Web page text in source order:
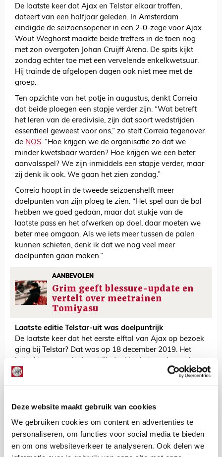
Deze website maakt gebruik van cookies
We gebruiken cookies om content en advertenties te
personaliseren, om functies voor social media te bieden
en om ons websiteverkeer te analyseren. Ook delen we
De laatste keer dat Ajax en Telstar elkaar troffen,
dateert van een halfjaar geleden. In Amsterdam
eindigde de seizoensopener in een 2-0-zege voor Ajax.
Wout Weghorst maakte beide treffers in de toen nog
met zon overgoten Johan Cruijff Arena. De spits kijkt
zondag echter toe met een vervelende enkelkwetsuur.
Hij trainde de afgelopen dagen ook niet mee met de
groep.
Ten opzichte van het potje in augustus, denkt Correia
dat beide ploegen een stapje verder zijn. “Wat betreft
het leren van de eredivisie, zijn dat soort wedstrijden
essentieel geweest voor ons,” zo stelt Correia tegenover
de NOS. “Hoe krijgen we de organisatie zo dat we
minder kwetsbaar worden? Hoe krijgen we een beter
aanvalsspel? We zijn inmiddels een stapje verder, maar
zij denk ik ook. We gaan het zien zondag.”
Correia hoopt in de tweede seizoenshelft meer
doelpunten van zijn ploeg te zien. “Het spel aan de bal
hebben we goed gedaan, maar dat stukje van de
laatste pass en het afwerken op doel, daar moeten we
beter mee omgaan. Als we iets meer tussen de palen
kunnen schieten, denk ik dat we nog veel meer
doelpunten gaan maken.”
AANBEVOLEN
Grim geeft blessure-update en
vertelt over meetrainen
Tomiyasu
Laatste editie Telstar-uit was doelpuntrijk
De laatste keer dat het eerste elftal van Ajax op bezoek
ging bij Telstar? Dat was op 18 december 2019. Het
van het KNVB-bekertoernooi.
Ook toen was het erg koud in Velsen-Zuid. Ajax won
Lang, Sergiño Dest (2x) en Jurgen Ekkelenkamp troffen
destijds doel.
De twee ploegen troffen elkaar in de historie 32 keer.
Het ging 29 keer om een competitiewedstrijd, tweemaal